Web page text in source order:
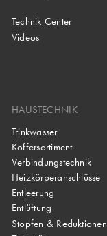
Technik Center
Videos
HAUSTECHNIK
Trinkwasser
Koffersortiment
Verbindungstechnik
Heizkörperanschlüsse
Entleerung
Entlüftung
Stopfen & Reduktionen